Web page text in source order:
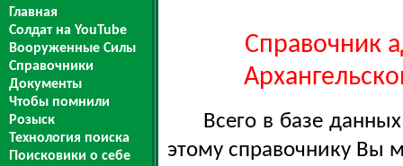
Главная
Солдат на YouTube
Вооруженные Силы
Справочники
Документы
Чтобы помнили
Розыск
Технология поиска
Поисковики о себе
Справочник
Всего в базе
этому справочнику Вы